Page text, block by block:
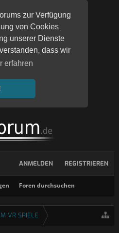
zur Verfügung
von Cookies
unserer Dienste
dass wir
erfahren
Foren durchsuchen
ANMELDEN REGISTRIEREN
VR SPIELE